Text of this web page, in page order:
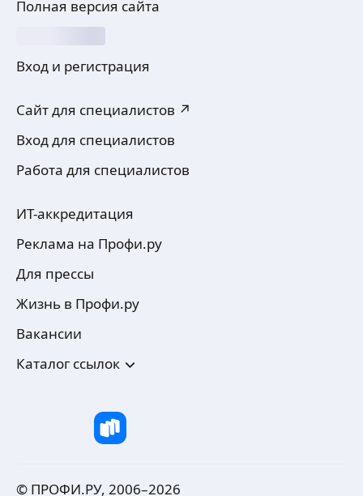
Полная версия сайта
Вход и регистрация
Сайт для специалистов ↗
Вход для специалистов
Работа для специалистов
ИТ-аккредитация
Реклама на Профи.ру
Для прессы
Жизнь в Профи.ру
Вакансии
Каталог ссылок
© ПРОФИ.РУ, 2006–2026